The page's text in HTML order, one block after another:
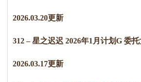
2026.03.20更新
312 – 星之迟迟 2026年1月计划G 委
2026.03.17更新